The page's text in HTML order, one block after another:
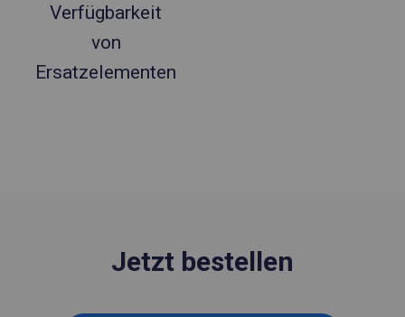
Verfügbarkeit
von
Ersatzelementen
Jetzt bestellen